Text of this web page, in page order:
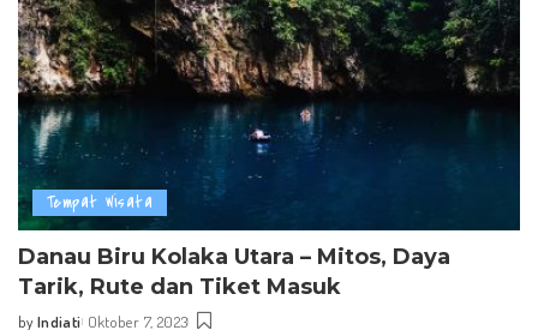
Tempat Wisata
Danau Biru Kolaka Utara – Mitos, Daya
Tarik, Rute dan Tiket Masuk
by Indiati Oktober 7, 2023